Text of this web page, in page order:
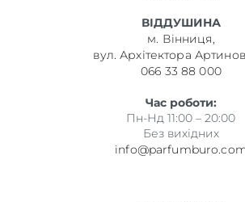
ВІДДУШИНА
м. Вінниця,
вул. Архітектора
066 33 88 000
Час роботи:
Пн-Нд 11:00 – 20:00
Без вихідних